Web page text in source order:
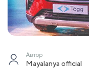
Автор
Mayalanya official